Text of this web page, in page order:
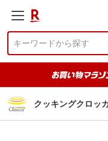
クッキングクロッ